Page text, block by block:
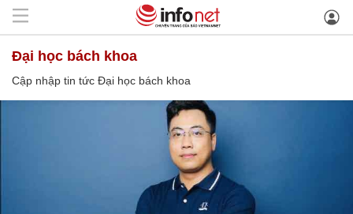
Đại học bách khoa
Cập nhập tin tức Đại học bách khoa